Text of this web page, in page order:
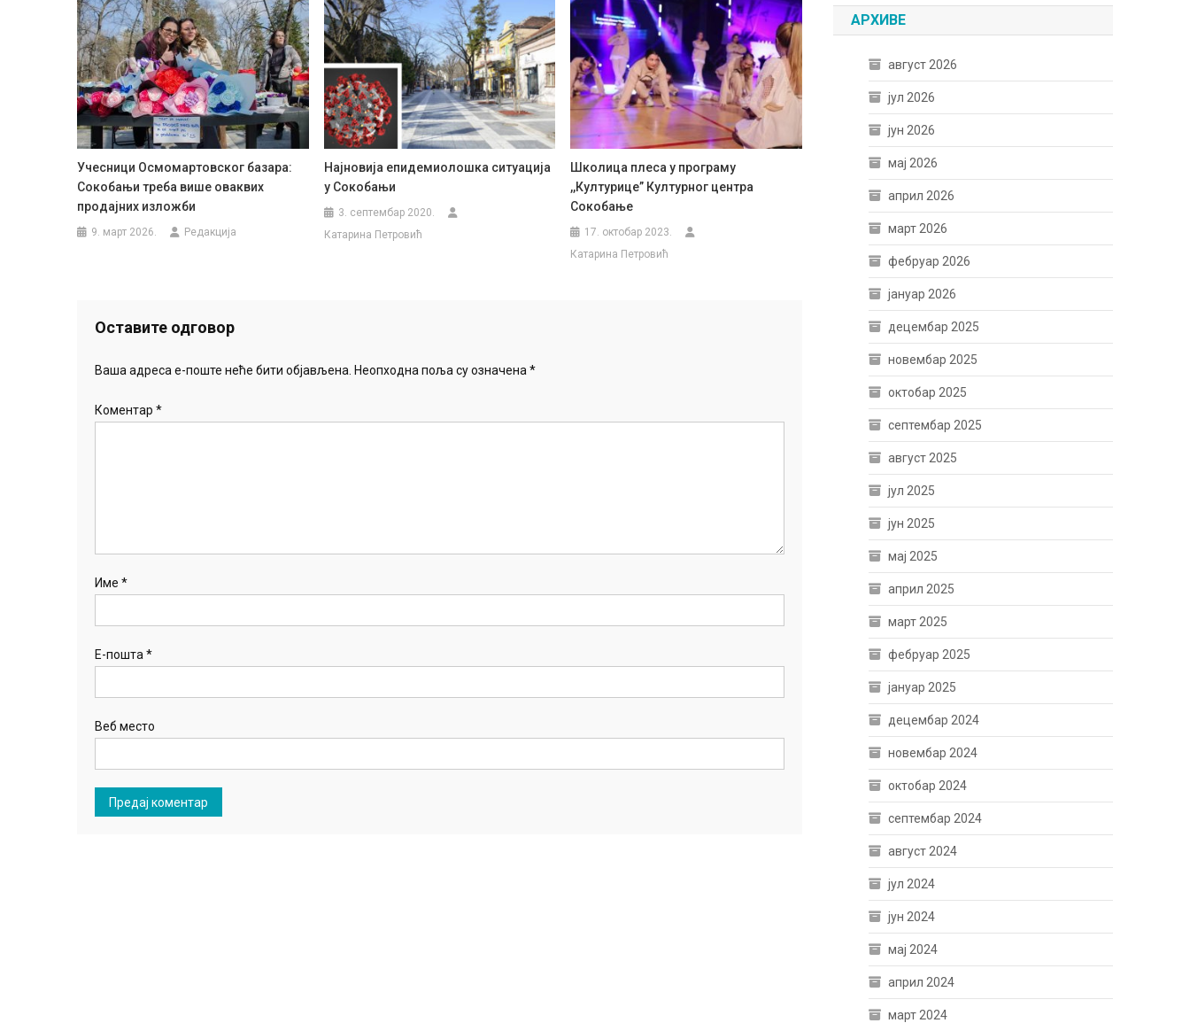
Учесници Осмомартовског базара:
Сокобањи треба више оваквих
продајних изложби
9. март 2026. Редакција
Најновија епидемиолошка ситуација
у Сокобањи
3. септембар 2020.
Катарина Петровић
Школица плеса у програму
,,Културице” Културног центра
Сокобање
17. октобар 2023.
Катарина Петровић
Оставите одговор
Ваша адреса е-поште неће бити објављена. Неопходна поља су означена*
Коментар *
Име *
Е-пошта*
Веб место
АРХИВЕ
август 2026
јул 2026
јун 2026
мај 2026
април 2026
март 2026
фебруар 2026
јануар 2026
децембар 2025
новембар 2025
октобар 2025
септембар 2025
август 2025
јул 2025
јун 2025
мај 2025
април 2025
март 2025
фебруар 2025
јануар 2025
децембар 2024
новембар 2024
октобар 2024
септембар 2024
август 2024
јул 2024
јун 2024
мај 2024
април 2024
март 2024